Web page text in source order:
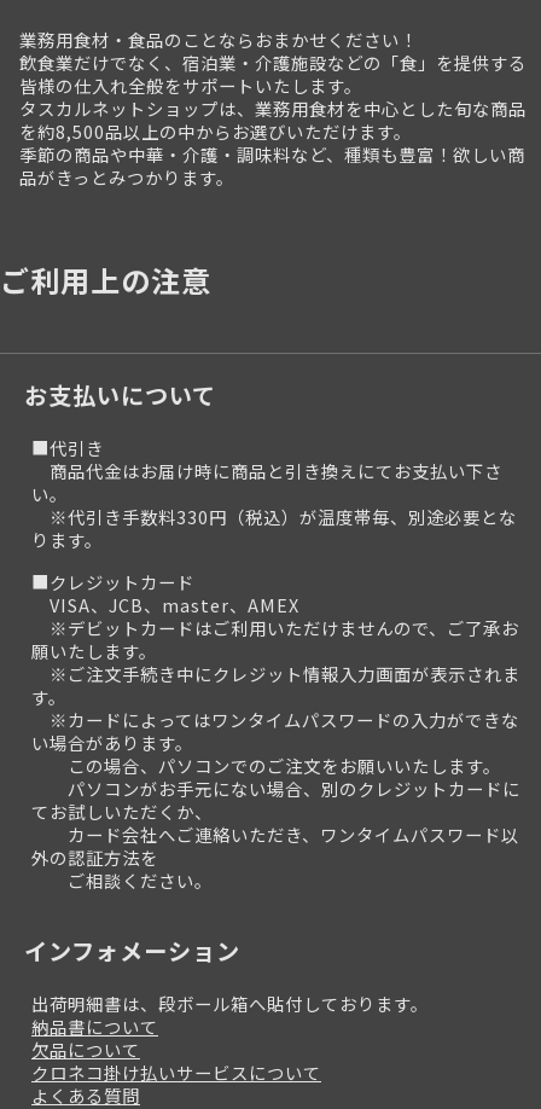
業務用食材・食品のことならおまかせください！
飲食業だけでなく、宿泊業・介護施設などの「食」を提供する
皆様の仕入れ全般をサポートいたします。
タスカルネットショップは、業務用食材を中心とした旬な商品
を約8,500品以上の中からお選びいただけます。
季節の商品や中華・介護・調味料など、種類も豊富！欲しい商
品がきっとみつかります。
ご利用上の注意
お支払いについて
■代引き
商品代金はお届け時に商品と引き換えにてお支払い下さ
い。
※代引き手数料330円（税込）が温度帯毎、別途必要とな
ります。
■クレジットカード
VISA、JCB、master、AMEX
※デビットカードはご利用いただけませんので、ご了承お
願いたします。
※ご注文手続き中にクレジット情報入力画面が表示されま
す。
※カードによってはワンタイムパスワードの入力ができな
い場合があります。
この場合、パソコンでのご注文をお願いいたします。
パソコンがお手元にない場合、別のクレジットカードに
てお試しいただくか、
カード会社へご連絡いただき、ワンタイムパスワード以
外の認証方法を
ご相談ください。
インフォメーション
出荷明細書は、段ボール箱へ貼付しております。
納品書について
欠品について
クロネコ掛け払いサービスについて
よくある質問